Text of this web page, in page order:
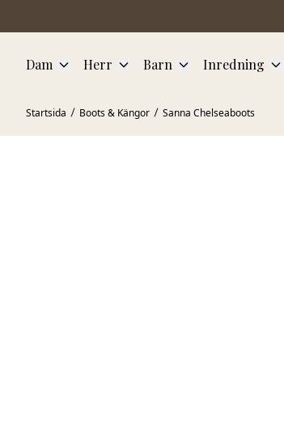
Dam Herr Barn Inredning
Startsida Boots & Kängor Sanna Chelseaboots